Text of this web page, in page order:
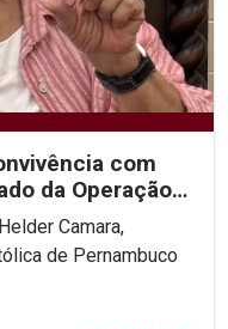
com
da Operação
Camara,
de Pernambuco